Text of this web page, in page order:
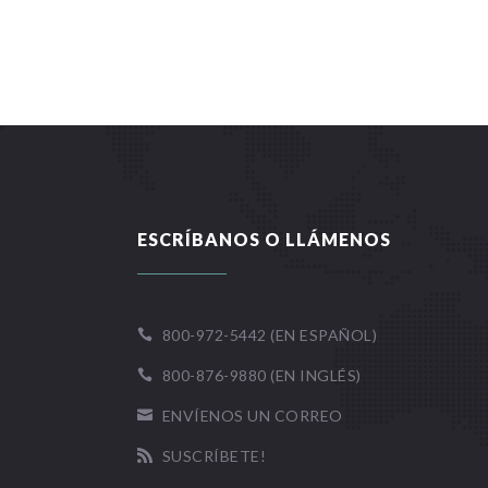
ESCRÍBANOS O LLÁMENOS
 800-972-5442 (EN ESPAÑOL)
 800-876-9880 (EN INGLÉS)
 ENVÍENOS UN CORREO
 SUSCRÍBETE!